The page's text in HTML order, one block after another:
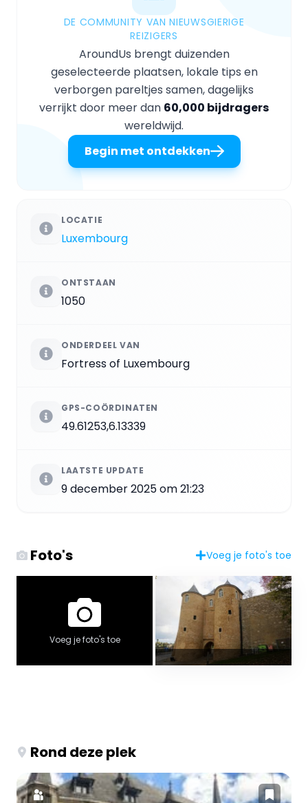
DE COMMUNITY VAN NIEUWSGIERIGE
REIZIGERS
AroundUs brengt duizenden
geselecteerde plaatsen, lokale tips en
verborgen pareltjes samen, dagelijks
verrijkt door meer dan 60,000 bijdragers
wereldwijd.
Begin met ontdekken
LOCATIE
Luxembourg
ONTSTAAN
1050
ONDERDEEL VAN
Fortress of Luxembourg
GPS-COÖRDINATEN
49.61253,6.13339
LAATSTE UPDATE
9 december 2025 om 21:23
Foto's Voeg je foto's toe
Voeg je foto's toe
Rond deze plek